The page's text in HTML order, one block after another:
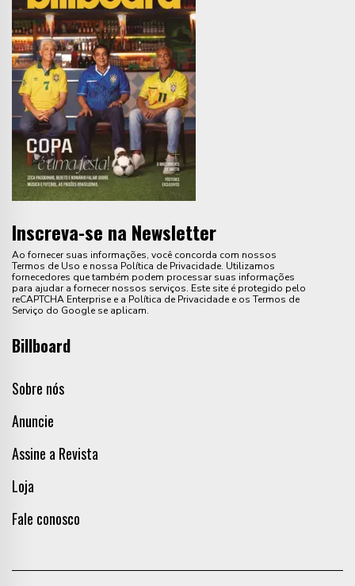
Inscreva-se na Newsletter
Ao fornecer suas informações, você concorda com nossos
Termos de Uso e nossa Política de Privacidade. Utilizamos
fornecedores que também podem processar suas informações
para ajudar a fornecer nossos serviços. Este site é protegido pelo
reCAPTCHA Enterprise e a Política de Privacidade e os Termos de
Serviço do Google se aplicam.
Billboard
Sobre nós
Anuncie
Assine a Revista
Loja
Fale conosco